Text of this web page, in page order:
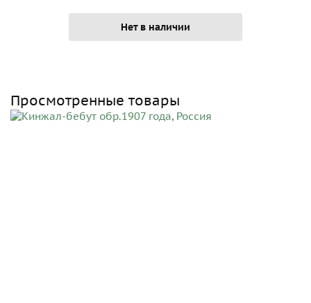
Нет в наличии
Просмотренные товары